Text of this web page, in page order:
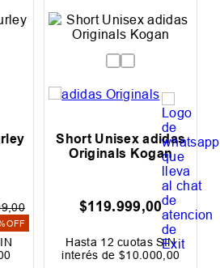
Precio sin impuestos nacionales:
$ 99 172 ,73
VENDIDOS